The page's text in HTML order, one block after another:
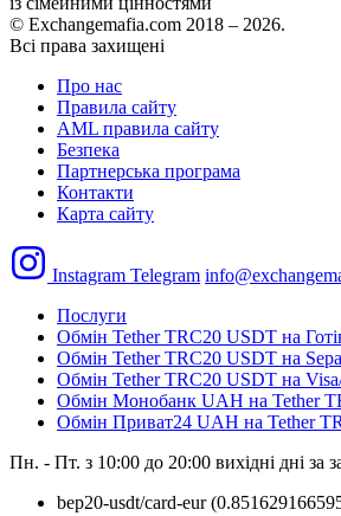
© Exchangemafia.com 2018 – 2026.
Всі права захищені
Про нас
Правила сайту
AML правила сайту
Безпека
Партнерська програма
Контакти
Карта сайту
Instagram Telegram
Послуги
Обмін Tether TRC20 USDT на
Обмін Tether TRC20 USDT на
Обмін Tether TRC20 USDT на
Обмін Монобанк UAH на Tether
Обмін Приват24 UAH на Tether
Пн. - Пт. з 10:00 до 20:00 вихідні дні за
bep20-usdt/card-eur